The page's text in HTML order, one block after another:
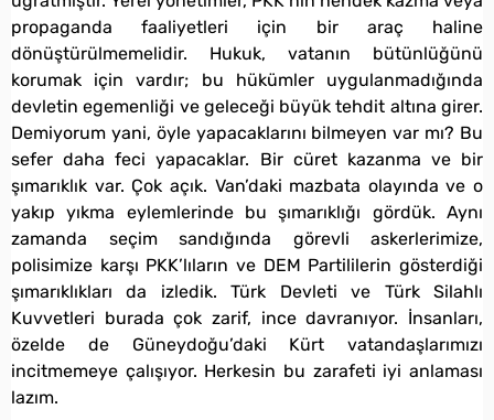
propaganda faaliyetleri için bir araç haline
dönüştürülmemelidir. Hukuk, vatanın bütünlüğünü
korumak için vardır; bu hükümler uygulanmadığında
devletin egemenliği ve geleceği büyük tehdit altına girer.
Demiyorum yani, öyle yapacaklarını bilmeyen var mı? Bu
sefer daha feci yapacaklar. Bir cüret kazanma ve bir
şımarıklık var. Çok açık. Van’daki mazbata olayında ve o
yakıp yıkma eylemlerinde bu şımarıklığı gördük. Aynı
zamanda seçim sandığında görevli askerlerimize,
polisimize karşı PKK’lıların ve DEM Partililerin gösterdiği
şımarıklıkları da izledik. Türk Devleti ve Türk Silahlı
Kuvvetleri burada çok zarif, ince davranıyor. İnsanları,
özelde de Güneydoğu’daki Kürt vatandaşlarımızı
incitmemeye çalışıyor. Herkesin bu zarafeti iyi anlaması
lazım.